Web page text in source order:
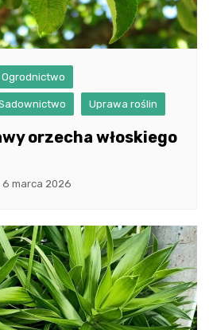
Ogrodnictwo
Uprawa roślin
orzecha włoskiego
6 marca 2026